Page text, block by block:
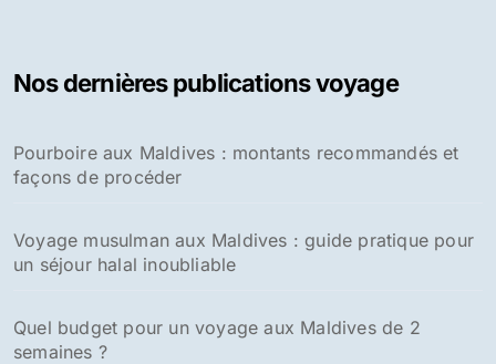
Nos dernières publications voyage
Pourboire aux Maldives : montants recommandés et
façons de procéder
Voyage musulman aux Maldives : guide pratique pour
un séjour halal inoubliable
Quel budget pour un voyage aux Maldives de 2
semaines ?